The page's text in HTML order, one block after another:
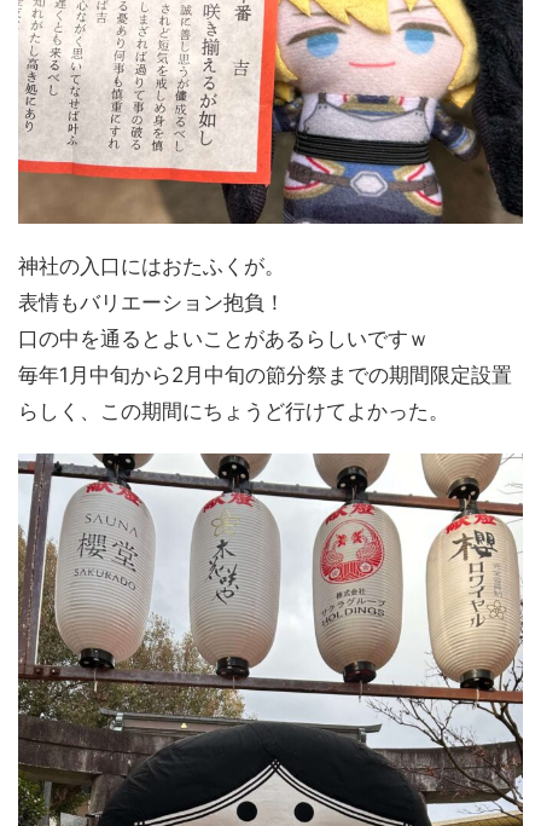
神社の入口にはおたふくが。
表情もバリエーション抱負！
口の中を通るとよいことがあるらしいですｗ
毎年1月中旬から2月中旬の節分祭までの期間限定設置
らしく、この期間にちょうど行けてよかった。